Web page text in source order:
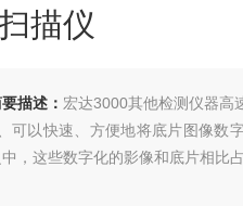
描仪
描述： 宏达3000其他检测仪器高
可以快速、方便地将底片图像数
中，这些数字化的影像和底片相比